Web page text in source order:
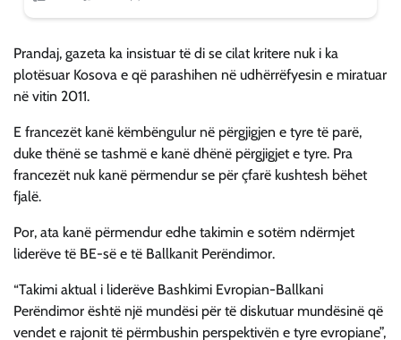
Prandaj, gazeta ka insistuar të di se cilat kritere nuk i ka
plotësuar Kosova e që parashihen në udhërrëfyesin e miratuar
në vitin 2011.
E francezët kanë këmbëngulur në përgjigjen e tyre të parë,
duke thënë se tashmë e kanë dhënë përgjigjet e tyre. Pra
francezët nuk kanë përmendur se për çfarë kushtesh bëhet
fjalë.
Por, ata kanë përmendur edhe takimin e sotëm ndërmjet
liderëve të BE-së e të Ballkanit Perëndimor.
“Takimi aktual i liderëve Bashkimi Evropian-Ballkani
Perëndimor është një mundësi për të diskutuar mundësinë që
vendet e rajonit të përmbushin perspektivën e tyre evropiane”,